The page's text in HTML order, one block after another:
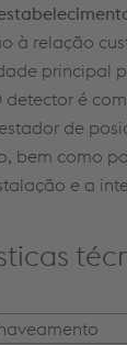
à relação
principal
é
de
bem como
e a